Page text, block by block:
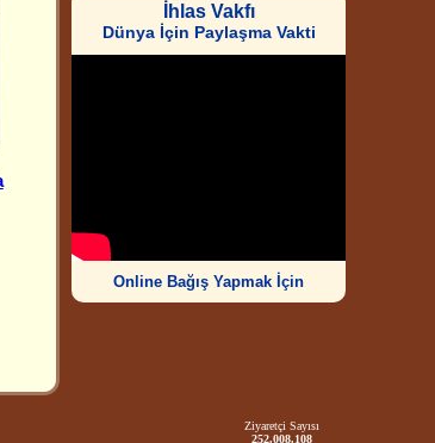
İhlas Vakfı
Dünya İçin Paylaşma Vakti
Online Bağış Yapmak İçin
Ziyaretçi Sayısı
252.008.108